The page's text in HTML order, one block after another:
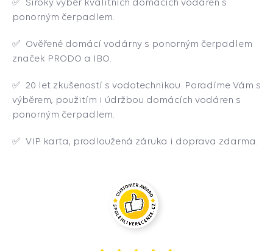
✅ Široký výběr kvalitních domácích vodáren s
ponorným čerpadlem.
✅ Ověřené domácí vodárny s ponorným čerpadlem
značek PRODO a IBO.
✅ 20 let zkušeností s vodotechnikou. Poradíme Vám s
výběrem, použitím i údržbou domácích vodáren s
ponorným čerpadlem.
✅ VIP karta, prodloužená záruka i doprava zdarma.